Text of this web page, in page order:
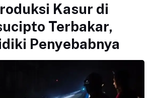
Kasur di
Terbakar,
Penyebabnya